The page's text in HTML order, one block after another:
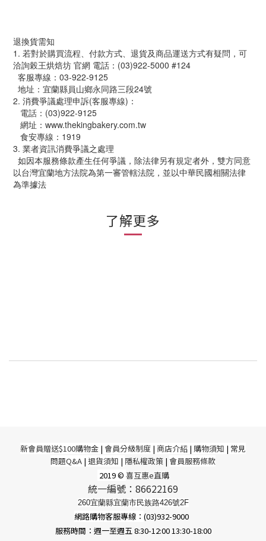
退換貨需知
1. 若對於購買流程、付款方式、退貨及商品運送方式有疑問，可
洽詢榖王烘焙坊 官網 電話：(03)922-5000 #124
客服專線：03-922-9125
地址：宜蘭縣員山鄉永同路三段24號
2. 消費爭議處理申訴(客服專線)：
電話：(03)922-9125
網址：www.thekingbakery.com.tw
食安專線：1919
3. 業者資訊消費爭議之處理
如因本服務條款產生任何爭議，除法律另有規定者外，雙方同意
以台灣宜蘭地方法院為第一審管轄法院，並以中華民國相關法律
為準據法
了解更多
新會員贈送$100購物金 | 會員分級制度 | 商店介紹 | 購物須知 | 常見
問題Q&A | 退貨須知 | 隱私權政策 | 會員服務條款
2019 © 喜互惠e直購
統一編號：86622169
260宜蘭縣宜蘭市民族路426號2F
網路購物客服專線： (03)932-9000
服務時間：週一至週五 8:30-12:00 13:30-18:00